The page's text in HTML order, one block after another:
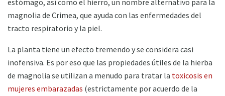
estómago, así como el hierro, un nombre alternativo para la
magnolia de Crimea, que ayuda con las enfermedades del
tracto respiratorio y la piel.
La planta tiene un efecto tremendo y se considera casi
inofensiva. Es por eso que las propiedades útiles de la hierba
de magnolia se utilizan a menudo para tratar la toxicosis en
mujeres embarazadas (estrictamente por acuerdo de la